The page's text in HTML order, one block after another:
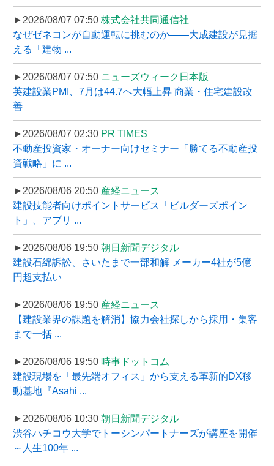
►2026/08/07 07:50 株式会社共同通信社
なぜゼネコンが自動運転に挑むのか――大成建設が見据
える「建物 ...
►2026/08/07 07:50 ニューズウィーク日本版
英建設業PMI、7月は44.7へ大幅上昇 商業・住宅建設改
善
►2026/08/07 02:30 PR TIMES
不動産投資家・オーナー向けセミナー「勝てる不動産投
資戦略」に ...
►2026/08/06 20:50 産経ニュース
建設技能者向けポイントサービス「ビルダーズポイン
ト」、アプリ ...
►2026/08/06 19:50 朝日新聞デジタル
建設石綿訴訟、さいたまで一部和解 メーカー4社が5億
円超支払い
►2026/08/06 19:50 産経ニュース
【建設業界の課題を解消】協力会社探しから採用・集客
まで一括 ...
►2026/08/06 19:50 時事ドットコム
建設現場を「最先端オフィス」から支える革新的DX移
動基地『Asahi ...
►2026/08/06 10:30 朝日新聞デジタル
渋谷ハチコウ大学でトーシンパートナーズが講座を開催
～人生100年 ...